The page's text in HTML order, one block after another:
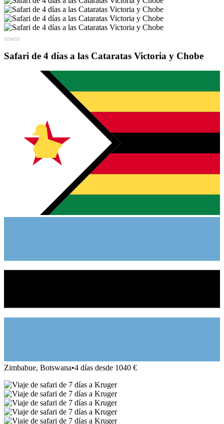
Safari de 4 días a las Cataratas Victoria y Chobe
Zimbabue, Botswana•4 días desde 1040 €